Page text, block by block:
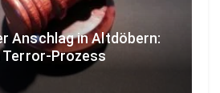
Anschlag in Altdöbern:
Prozess